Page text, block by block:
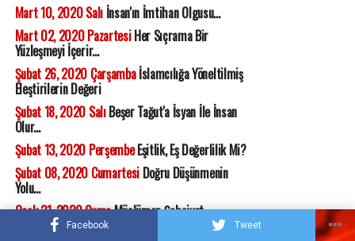
Facebook Tweet
Mart 10, 2020 Salıİnsan'ın İmtihan Olgusu...
Mart 02, 2020 PazartesiHer Sıçrama Bir
Yüzleşmeyi İçerir...
Şubat 26, 2020 Çarşambaİslamcılığa Yöneltilmiş
Eleştirilerin Değeri
Şubat 18, 2020 SalıBeşer Tağut'a İsyan İle İnsan
Olur...
Şubat 13, 2020 PerşembeEşitlik, Eş Değerlilik Mi?
Şubat 08, 2020 CumartesiDoğru Düşünmenin
Yolu...
Ocak 31, 2020 CumaMüslüman Şahsiyet...
Ocak 29, 2020 Çarşamba
Kudüs Meselesi, Yine,